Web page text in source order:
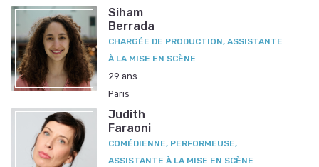
Siham
Berrada
CHARGÉE DE PRODUCTION, ASSISTANTE
À LA MISE EN SCÈNE
29 ans
Paris
Judith
Faraoni
COMÉDIENNE, PERFORMEUSE,
ASSISTANTE À LA MISE EN SCÈNE